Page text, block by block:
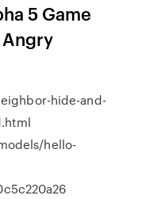
5 Game
hide-and-
hello-